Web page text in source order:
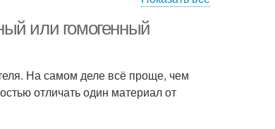
или гомогенный
На самом деле всё проще, чем
отличать один материал от